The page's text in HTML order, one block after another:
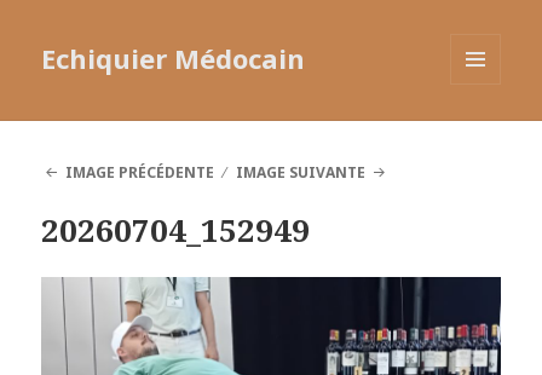
Echiquier Médocain
IMAGE PRÉCÉDENTE
IMAGE SUIVANTE
20260704_152949